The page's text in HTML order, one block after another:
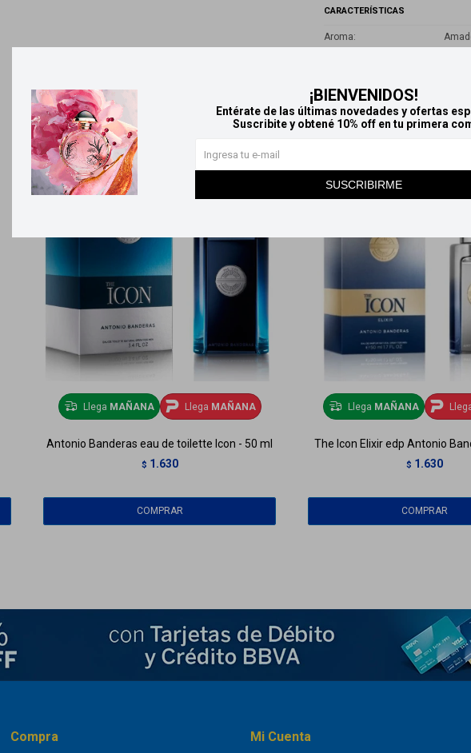
¡BIENVENIDOS!
Entérate de las últimas novedades y ofertas
Suscribite y obtené 10% off en tu primera
SUSCRIBIRME
CARACTERÍSTICAS
Aroma
Llega MAÑANA Llega MAÑANA
Antonio Banderas eau de toilette Icon - 50 ml
$ 1.630
Llega MAÑANA
The Icon Elixir edp Antonio
$ 1.630
Compra Mi Cuenta